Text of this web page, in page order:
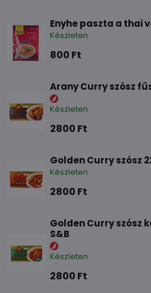
Enyhe paszta a thai
Készleten
800 Ft
Arany Curry szósz
Készleten
2800 Ft
Golden Curry szósz
Készleten
2800 Ft
Golden Curry szósz
S&B
Készleten
2800 Ft